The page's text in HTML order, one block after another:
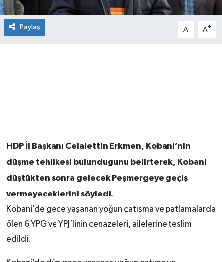
Paylaş A- A+
HDP İl Başkanı Celalettin Erkmen, Kobani’nin
düşme tehlikesi bulunduğunu belirterek, Kobani
düştükten sonra gelecek Peşmergeye geçiş
vermeyeceklerini söyledi.
Kobani’de gece yaşanan yoğun çatışma ve patlamalarda
ölen 6 YPG ve YPJ’linin cenazeleri, ailelerine teslim
edildi.